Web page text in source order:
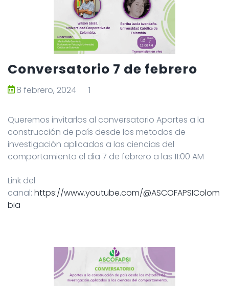
Conversatorio 7 de febrero
8 febrero, 2024 1
Queremos invitarlos al conversatorio Aportes a la
construcción de país desde los metodos de
investigación aplicados a las ciencias del
comportamiento el dia 7 de febrero a las 11:00 AM
Link del
canal: https://www.youtube.com/@ASCOFAPSIColom
bia